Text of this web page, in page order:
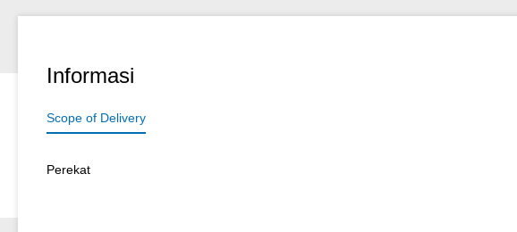
Informasi
Scope of Delivery
Perekat